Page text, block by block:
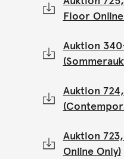
Floor
Auktion
Auktion
Auktion
Online Only)